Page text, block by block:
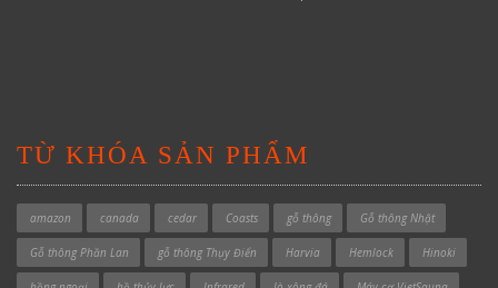
TỪ KHÓA SẢN PHẨM
amazon canada cedar Coasts gỗ thông Gỗ thông Nhật
Gỗ thông Phần Lan gỗ thông Thụy Điển Harvia Hemlock Hinoki